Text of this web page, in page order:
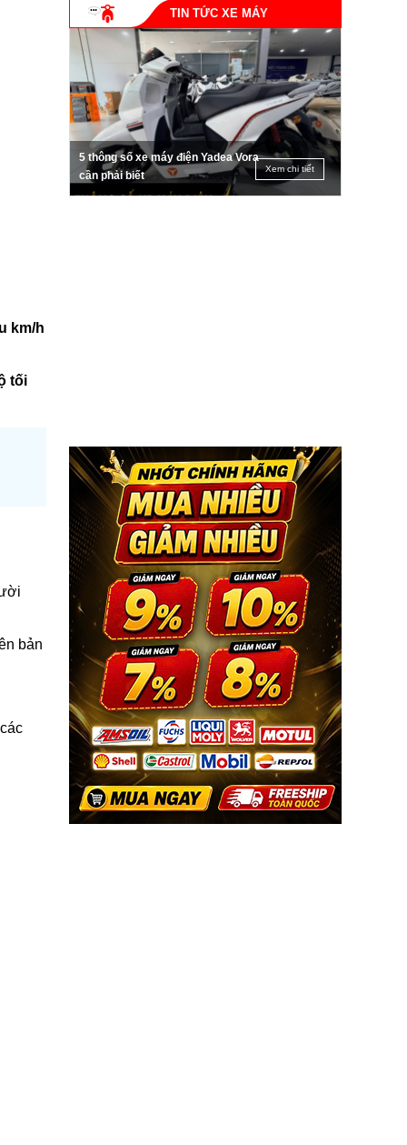
km/h
tối
bản
TIN TỨC XE MÁY
5 thông số xe máy điện Yadea Vora
cần phải biết
Xem chi tiết